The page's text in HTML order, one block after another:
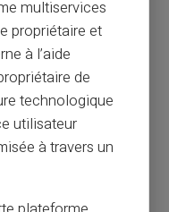
l'application
le processus
rapide et serein.
vous souhaitez
decoûts
initialement réalisé.
multiservices
propriétaire et
à l’aide
de
technologique
utilisateur
à travers un